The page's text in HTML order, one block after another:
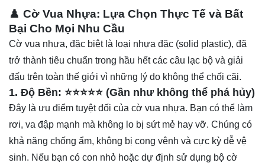
♟️ Cờ Vua Nhựa: Lựa Chọn Thực Tế và Bất
Bại Cho Mọi Nhu Cầu
Cờ vua nhựa, đặc biệt là loại nhựa đặc (solid plastic), đã
trở thành tiêu chuẩn trong hầu hết các câu lạc bộ và giải
đấu trên toàn thế giới vì những lý do không thể chối cãi.
1. Độ Bền: ⭐⭐⭐⭐⭐ (Gần như không thể phá hủy)
Đây là ưu điểm tuyệt đối của cờ vua nhựa. Bạn có thể làm
rơi, va đập mạnh mà không lo bị sứt mẻ hay vỡ. Chúng có
khả năng chống ẩm, không bị cong vênh và cực kỳ dễ vệ
sinh. Nếu bạn có con nhỏ hoặc dự định sử dụng bộ cờ